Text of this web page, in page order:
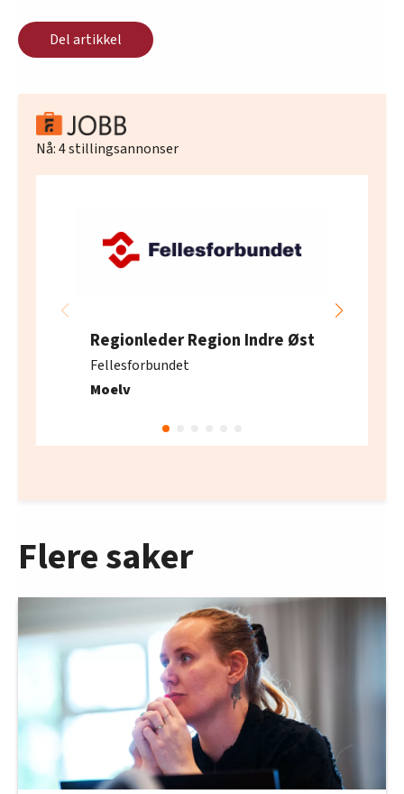
lørdag 27. juli.
Del artikkel
Nå:4stillingsannonser
Regionleder Region Indre Øst
Fellesforbundet
Moelv
Flere saker